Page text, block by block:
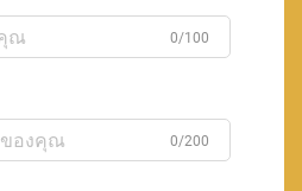
0/100
0/200